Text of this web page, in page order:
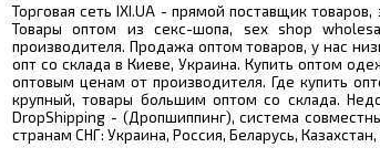
Торговая сеть IXI.UA - прямой поставщик товаров,
Товары оптом из секс-шопа, sex shop
производителя. Продажа оптом товаров, у нас
опт со склада в Киеве, Украина. Купить оптом
оптовым ценам от производителя. Где купить
крупный, товары большим оптом со склада.
DropShipping - (Дропшиппинг), система
странам СНГ: Украина, Россия, Беларусь,